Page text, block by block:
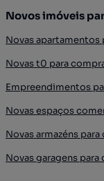
Novos imóveis
Novas apartamentos
Novas t0 para
Empreendimentos
Novas espaços
Novas armazéns
Novas garagens